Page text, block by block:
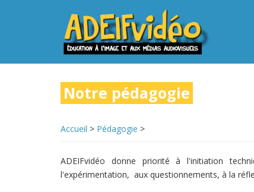
Notre pédagogie
Accueil > Pédagogie >
ADEIFvidéo donne priorité à l'initiation
l'expérimentation, aux questionnements, à la